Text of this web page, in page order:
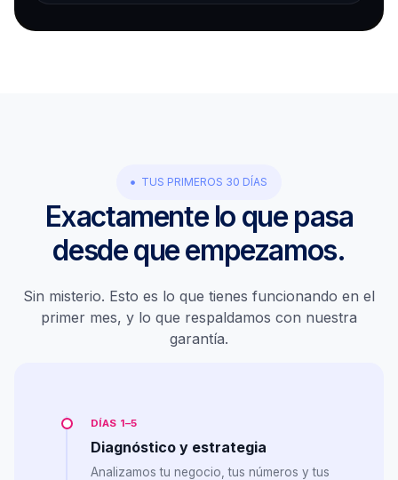
TUS PRIMEROS 30 DÍAS
Exactamente lo que pasa
desde que empezamos.
Sin misterio. Esto es lo que tienes funcionando en el
primer mes, y lo que respaldamos con nuestra
garantía.
DÍAS 1–5
Diagnóstico y estrategia
Analizamos tu negocio, tus números y tus